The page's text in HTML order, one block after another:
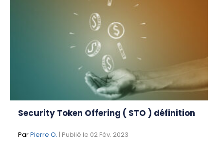
Security Token Offering ( STO ) définition
ParPierre O. | Publié le 02 Fév. 2023